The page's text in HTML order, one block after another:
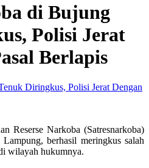
di Bujung
Polisi Jerat
Berlapis
Reserse Narkoba (Satresnarkoba)
berhasil meringkus salah
wilayah hukumnya.